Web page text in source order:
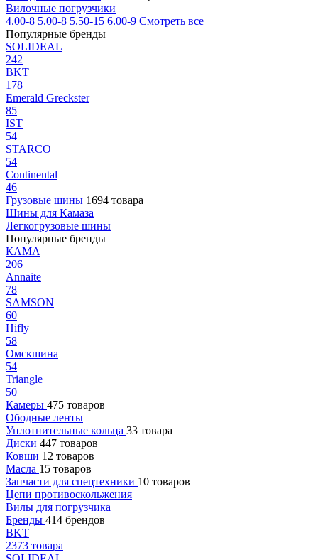
Вилочные погрузчики
4.00-8 5.00-8 5.50-15 6.00-9 Смотреть все
Популярные бренды
SOLIDEAL
242
BKT
178
Emerald Greckster
85
IST
54
STARCO
54
Continental
46
Грузовые шины 1694 товара
Шины для Камаза
Легкогрузовые шины
Популярные бренды
КАМА
206
Annaite
78
SAMSON
60
Hifly
58
Омскшина
54
Triangle
50
Камеры 475 товаров
Ободные ленты
Уплотнительные кольца 33 товара
Диски 447 товаров
Ковши 12 товаров
Масла 15 товаров
Запчасти для спецтехники 10 товаров
Цепи противоскольжения
Вилы для погрузчика
Бренды 414 брендов
BKT
2373 товара